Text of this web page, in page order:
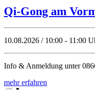
Qi-Gong am
10.08.2026 / 10:00 - 11:00
Info & Anmeldung unter
mehr erfahren